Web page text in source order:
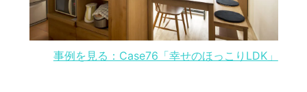
事例を見る：Case76「幸せのほっこりLDK」